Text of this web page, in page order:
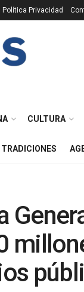
Política Privacidad
CULTURA
TRADICIONES